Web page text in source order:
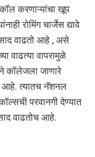
करणाऱ्यांचा खूप
रोमिंग चार्जेस द्यावे
वाढतो आहे , असे
वाढत्या वापरामुळे
जाणारे
आहे. त्यातच नॅशनल
परवानगी देण्यात
वाढतोच आहे.